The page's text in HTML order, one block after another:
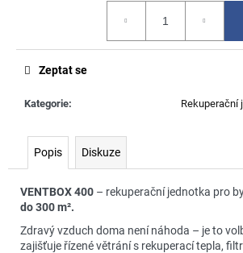
Kategorie: Rekuperační
Zeptat se
Popis Diskuze
VENTBOX 400 – rekuperační jednotka pro
do 300 m².
Zdravý vzduch doma není náhoda – je to
zajišťuje řízené větrání s rekuperací tepla,
m
e